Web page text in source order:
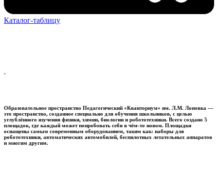
Каталог-таблицу
.
Образовательное пространство Педагогический «Кванториум» им. Л.М. Лоповка —
это пространство, созданное специально для обучения школьников, с целью
углублённого изучения физики, химии, биологии и робототехники. Всего создано 5
площадок, где каждый может попробовать себя в чём-то новом. Площадки
оснащены самым современным оборудованием, таким как: наборы для
робототехники, автоматических автомобилей, беспилотных летательных аппаратов
и многим другим.